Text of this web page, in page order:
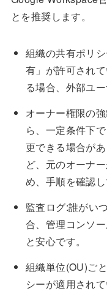
とを推奨します。
組織の共有ポリ
有」が許可され
る場合、外部ユ
オーナー権限の
ら、一定条件下
更できる場合が
ど、元のオーナ
め、手順を確認し
監査ログ:誰がい
合、管理コンソ
と安心です。
組織単位(OU)ご
シーが適用され